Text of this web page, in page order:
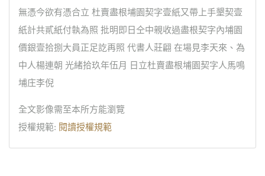
無憑今欲有憑合立 杜賣盡根埔園契字壹紙又帶上手墾契壹
紙計共貳紙付執為照 批明即日仝中親收過盡根契字內埔園
價銀壹拾捌大員正足訖再照 代書人莊翩 在場見李天來、為
中人楊連朝 光緒拾玖年伍月 日立杜賣盡根埔園契字人馬鳴
埔庄李倪
全文影像需至本所方能瀏覽
授權規範: 閱讀授權規範